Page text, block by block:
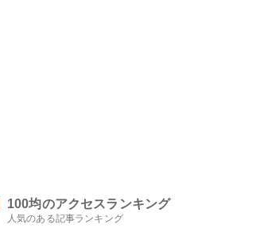
100均のアクセスランキング
人気のある記事ランキング